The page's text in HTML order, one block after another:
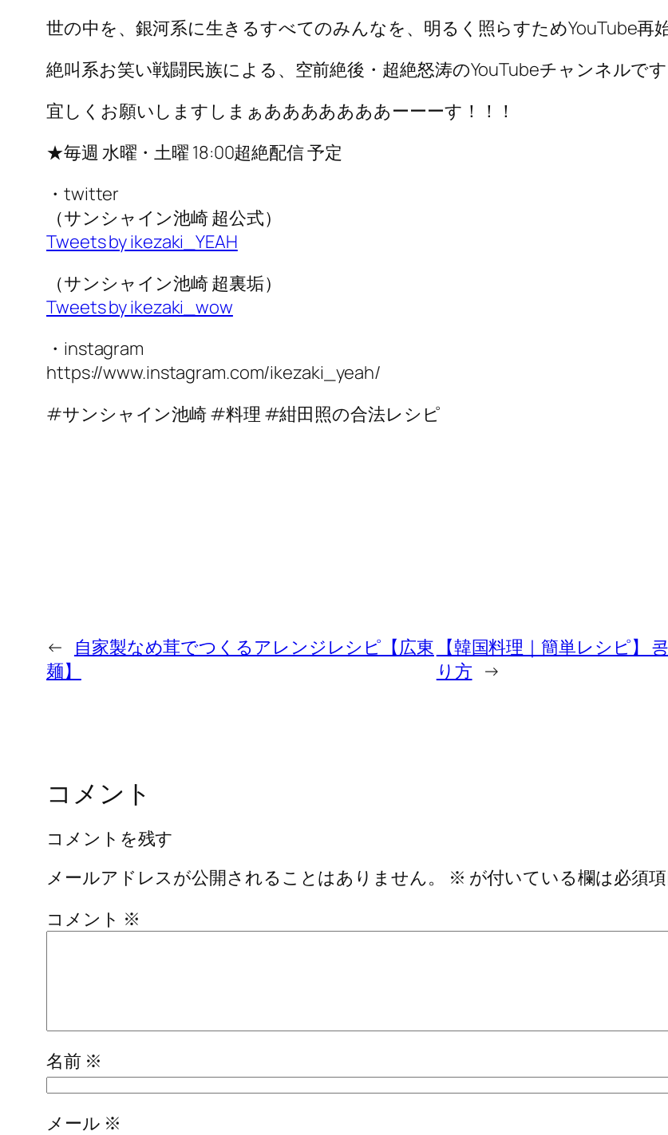
世の中を、銀河系に生きるすべてのみんなを、明るく照らすためYouTube再
絶叫系お笑い戦闘民族による、空前絶後・超絶怒涛のYouTubeチャンネルです
宜しくお願いしますしまぁあああああああーーーす！！！
★毎週 水曜・土曜 18:00超絶配信 予定
・twitter
（サンシャイン池崎 超公式）
Tweets by ikezaki_YEAH
（サンシャイン池崎 超裏垢）
Tweets by ikezaki_wow
・instagram
https://www.instagram.com/ikezaki_yeah/
#サンシャイン池崎 #料理 #紺田照の合法レシピ
←
自家製なめ茸でつくるアレンジレシピ【広東
麺】
【韓国料理｜簡単レシピ】
り方 →
コメント
コメントを残す
メールアドレスが公開されることはありません。
※ が付いている欄は必須
コメント ※
名前 ※
メール ※